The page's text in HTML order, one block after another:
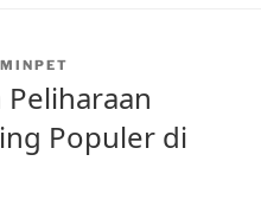
Peliharaan
Populer di